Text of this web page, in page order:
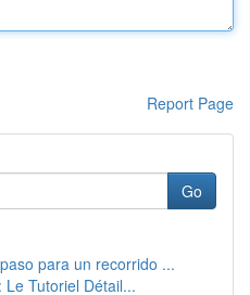
Report Page
Go
para un recorrido ...
Tutoriel Détail...